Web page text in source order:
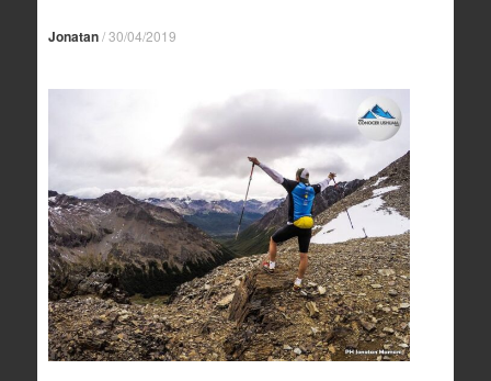
Jonatan/30/04/2019